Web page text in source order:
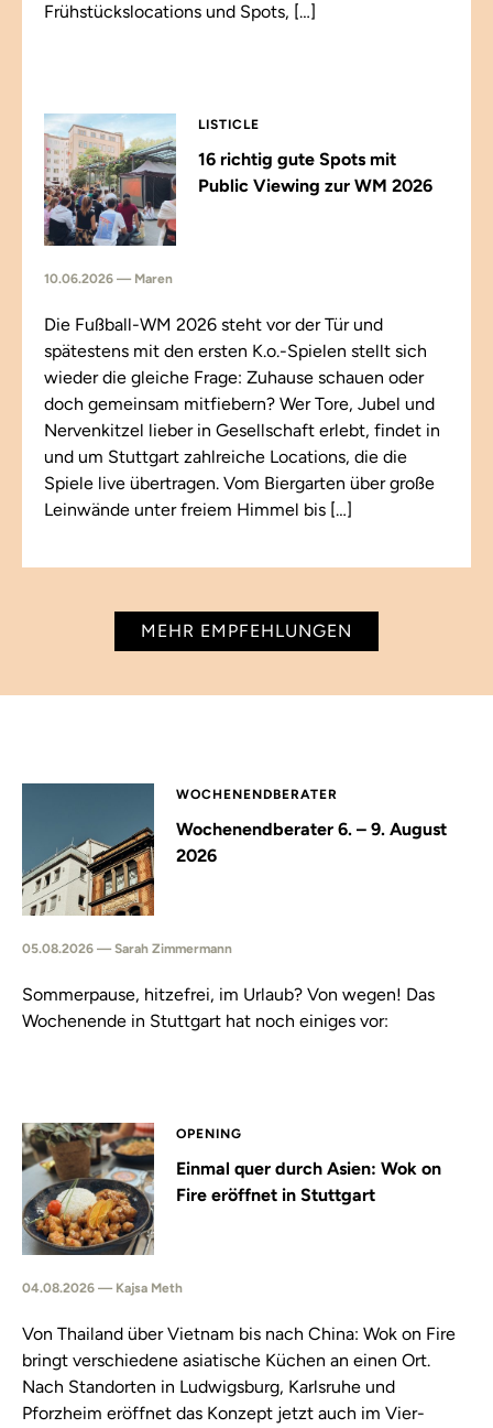
Frühstückslocations und Spots, […]
LISTICLE
16 richtig gute Spots mit
Public Viewing zur WM 2026
10.06.2026 — Maren
Die Fußball-WM 2026 steht vor der Tür und
spätestens mit den ersten K.o.-Spielen stellt sich
wieder die gleiche Frage: Zuhause schauen oder
doch gemeinsam mitfiebern? Wer Tore, Jubel und
Nervenkitzel lieber in Gesellschaft erlebt, findet in
und um Stuttgart zahlreiche Locations, die die
Spiele live übertragen. Vom Biergarten über große
Leinwände unter freiem Himmel bis […]
MEHR EMPFEHLUNGEN
WOCHENENDBERATER
Wochenendberater 6. – 9. August
2026
05.08.2026 — Sarah Zimmermann
Sommerpause, hitzefrei, im Urlaub? Von wegen! Das
Wochenende in Stuttgart hat noch einiges vor:
OPENING
Einmal quer durch Asien: Wok on
Fire eröffnet in Stuttgart
04.08.2026 — Kajsa Meth
Von Thailand über Vietnam bis nach China: Wok on Fire
bringt verschiedene asiatische Küchen an einen Ort.
Nach Standorten in Ludwigsburg, Karlsruhe und
Pforzheim eröffnet das Konzept jetzt auch im Vier-